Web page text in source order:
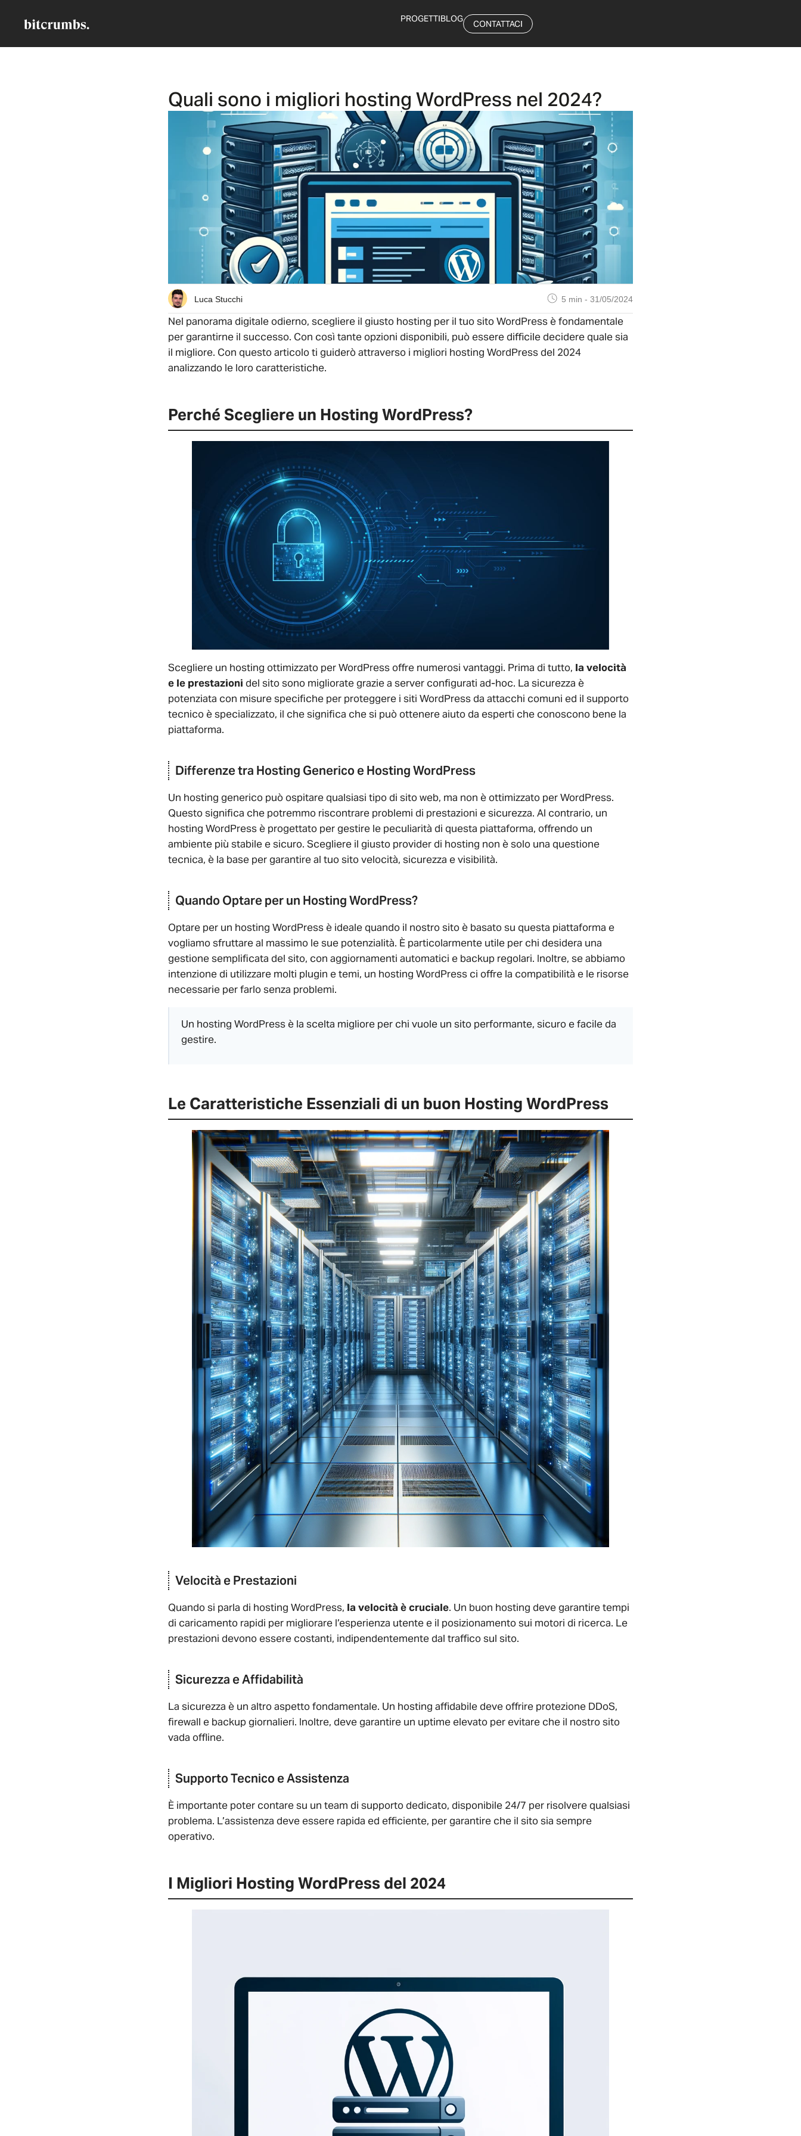
PROGETTIBLOG CONTATTACI
Quali sono i migliori hosting WordPress nel 2024?
Luca Stucchi 5 min - 31/05/2024
Nel panorama digitale odierno, scegliere il giusto hosting per il tuo sito WordPress è fondamentale
per garantirne il successo. Con così tante opzioni disponibili, può essere difficile decidere quale sia
il migliore. Con questo articolo ti guiderò attraverso i migliori hosting WordPress del 2024
analizzando le loro caratteristiche.
Perché Scegliere un Hosting WordPress?
Scegliere un hosting ottimizzato per WordPress offre numerosi vantaggi. Prima di tutto, la velocità
e le prestazioni del sito sono migliorate grazie a server configurati ad-hoc. La sicurezza è
potenziata con misure specifiche per proteggere i siti WordPress da attacchi comuni ed il supporto
tecnico è specializzato, il che significa che si può ottenere aiuto da esperti che conoscono bene la
piattaforma.
Differenze tra Hosting Generico e Hosting WordPress
Un hosting generico può ospitare qualsiasi tipo di sito web, ma non è ottimizzato per WordPress.
Questo significa che potremmo riscontrare problemi di prestazioni e sicurezza. Al contrario, un
hosting WordPress è progettato per gestire le peculiarità di questa piattaforma, offrendo un
ambiente più stabile e sicuro. Scegliere il giusto provider di hosting non è solo una questione
tecnica, è la base per garantire al tuo sito velocità, sicurezza e visibilità.
Quando Optare per un Hosting WordPress?
Optare per un hosting WordPress è ideale quando il nostro sito è basato su questa piattaforma e
vogliamo sfruttare al massimo le sue potenzialità. È particolarmente utile per chi desidera una
gestione semplificata del sito, con aggiornamenti automatici e backup regolari. Inoltre, se abbiamo
intenzione di utilizzare molti plugin e temi, un hosting WordPress ci offre la compatibilità e le risorse
necessarie per farlo senza problemi.
Un hosting WordPress è la scelta migliore per chi vuole un sito performante, sicuro e facile da
gestire.
Le Caratteristiche Essenziali di un buon Hosting WordPress
Velocità e Prestazioni
Quando si parla di hosting WordPress, la velocità è cruciale. Un buon hosting deve garantire tempi
di caricamento rapidi per migliorare l’esperienza utente e il posizionamento sui motori di ricerca. Le
prestazioni devono essere costanti, indipendentemente dal traffico sul sito.
Sicurezza e Affidabilità
La sicurezza è un altro aspetto fondamentale. Un hosting affidabile deve offrire protezione DDoS,
firewall e backup giornalieri. Inoltre, deve garantire un uptime elevato per evitare che il nostro sito
vada offline.
Supporto Tecnico e Assistenza
È importante poter contare su un team di supporto dedicato, disponibile 24/7 per risolvere qualsiasi
problema. L’assistenza deve essere rapida ed efficiente, per garantire che il sito sia sempre
operativo.
I Migliori Hosting WordPress del 2024